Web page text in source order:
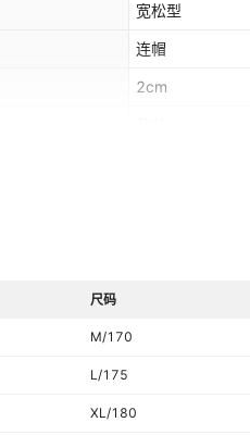
宽松型
连帽
2cm
尺码
M/170
L/175
XL/180